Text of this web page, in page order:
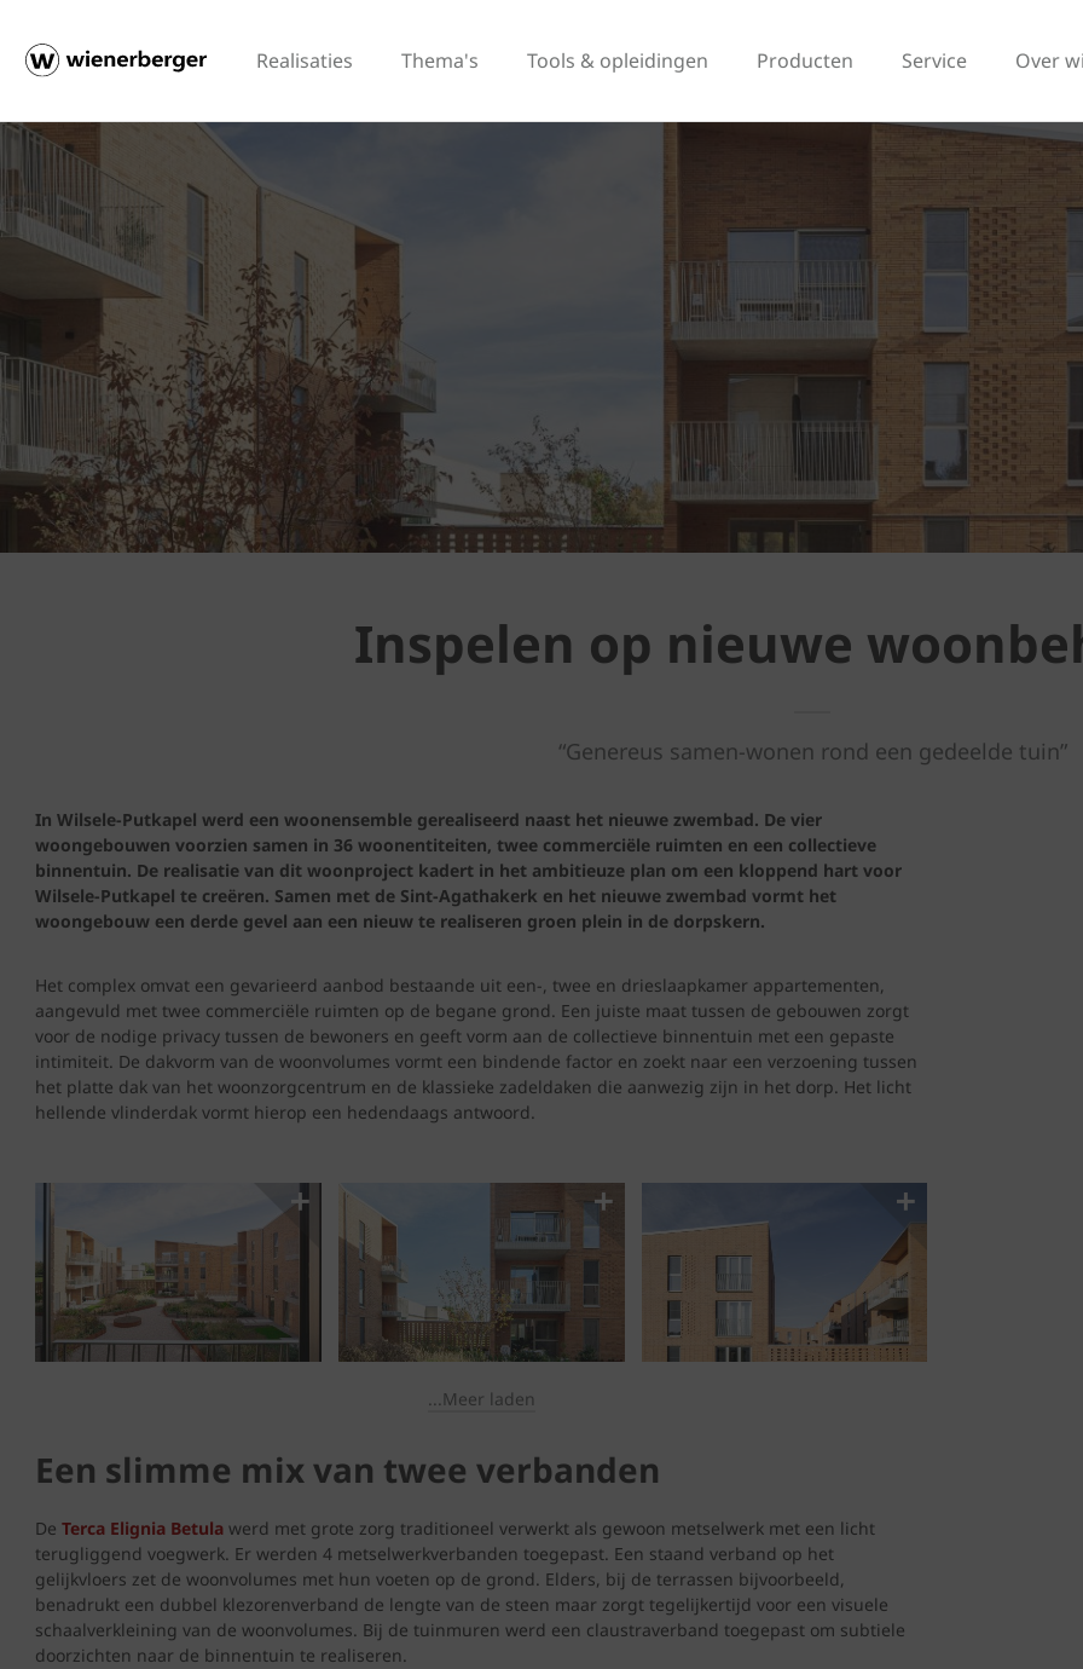
Realisaties Thema's Tools & opleidingen Producten Service Over
Inspelen op nieuwe
“Genereus samen-wonen rond een gedeelde tuin”
In Wilsele-Putkapel werd een woonensemble gerealiseerd naast het nieuwe zwembad. De vier
woongebouwen voorzien samen in 36 woonentiteiten, twee commerciële ruimten en een collectieve
binnentuin. De realisatie van dit woonproject kadert in het ambitieuze plan om een kloppend hart voor
Wilsele-Putkapel te creëren. Samen met de Sint-Agathakerk en het nieuwe zwembad vormt het
woongebouw een derde gevel aan een nieuw te realiseren groen plein in de dorpskern.
Het complex omvat een gevarieerd aanbod bestaande uit een-, twee en drieslaapkamer appartementen,
aangevuld met twee commerciële ruimten op de begane grond. Een juiste maat tussen de gebouwen zorgt
voor de nodige privacy tussen de bewoners en geeft vorm aan de collectieve binnentuin met een gepaste
intimiteit. De dakvorm van de woonvolumes vormt een bindende factor en zoekt naar een verzoening tussen
het platte dak van het woonzorgcentrum en de klassieke zadeldaken die aanwezig zijn in het dorp. Het licht
hellende vlinderdak vormt hierop een hedendaags antwoord.
...Meer laden
Een slimme mix van twee verbanden
De Terca Elignia Betula werd met grote zorg traditioneel verwerkt als gewoon metselwerk met een licht
terugliggend voegwerk. Er werden 4 metselwerkverbanden toegepast. Een staand verband op het
gelijkvloers zet de woonvolumes met hun voeten op de grond. Elders, bij de terrassen bijvoorbeeld,
benadrukt een dubbel klezorenverband de lengte van de steen maar zorgt tegelijkertijd voor een visuele
schaalverkleining van de woonvolumes. Bij de tuinmuren werd een claustraverband toegepast om subtiele
doorzichten naar de binnentuin te realiseren.